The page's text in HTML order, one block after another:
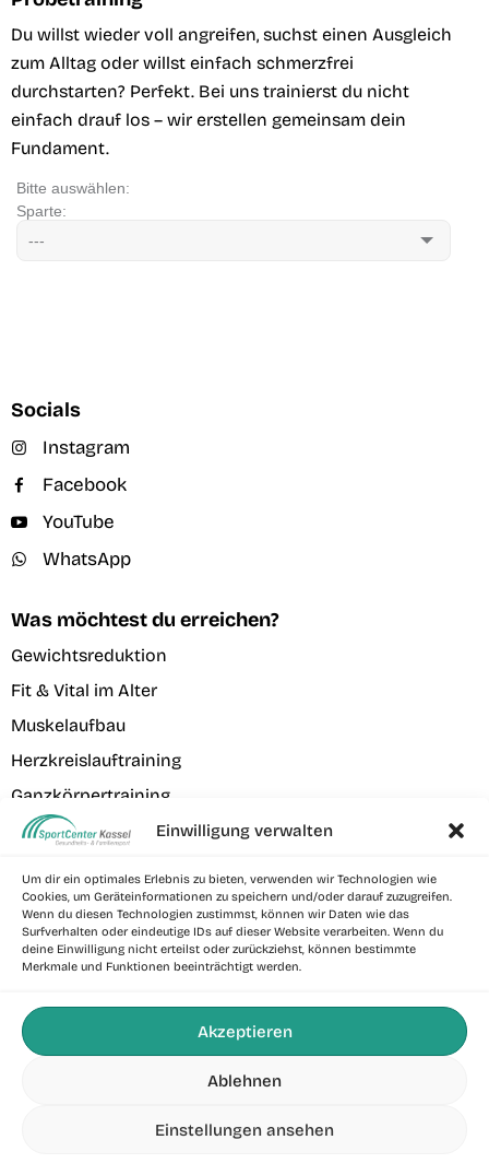
Einwilligung verwalten
Um dir ein optimales Erlebnis zu bieten, verwenden wir Technologien wie
Cookies, um Geräteinformationen zu speichern und/oder darauf zuzugreifen.
Wenn du diesen Technologien zustimmst, können wir Daten wie das
Surfverhalten oder eindeutige IDs auf dieser Website verarbeiten. Wenn du
deine Einwilligung nicht erteilst oder zurückziehst, können bestimmte
Merkmale und Funktionen beeinträchtigt werden.
Akzeptieren
Ablehnen
Einstellungen ansehen
Du willst wieder voll angreifen, suchst einen Ausgleich
zum Alltag oder willst einfach schmerzfrei
durchstarten? Perfekt. Bei uns trainierst du nicht
einfach drauf los – wir erstellen gemeinsam dein
Fundament.
Socials
Instagram
Facebook
YouTube
WhatsApp
Was möchtest du erreichen?
Gewichtsreduktion
Fit & Vital im Alter
Muskelaufbau
Herzkreislauftraining
Ganzkörpertraining
Verletzungsprophylaxe
Beliebte Kurse
Rücken Fit „Bauch-Rücken-Training“
Hatha Yoga
Kraftausdauertraining „Power Metal“